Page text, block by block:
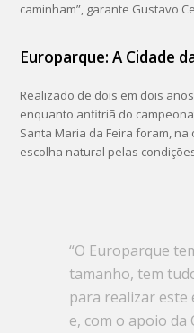
caminham”, garante Gustavo
Europarque: A Cidade
Realizado de dois em dois
enquanto anfitriã do
Santa Maria da Feira foram,
escolha natural pelas
“O Europarque
tamanho, tem
para realizar este
e, com o apoio da